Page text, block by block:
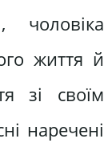
чоловіка
життя й
зі своїм
наречені